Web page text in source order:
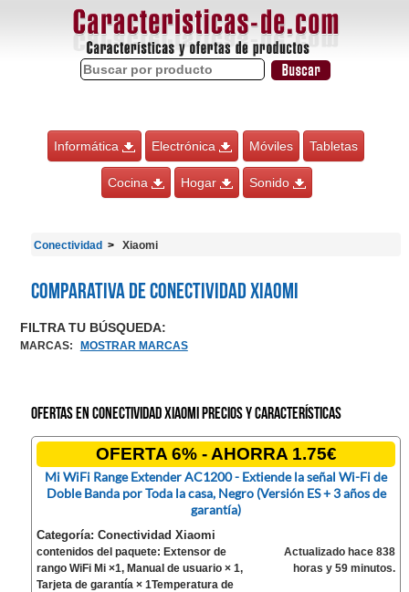
Informática Electrónica Móviles Tabletas
Cocina Hogar Sonido
Conectividad Xiaomi
Comparativa de Conectividad Xiaomi
FILTRA TU BÚSQUEDA:
MARCAS: MOSTRAR MARCAS
Ofertas en Conectividad Xiaomi precios y características
OFERTA 6% - AHORRA 1.75€
Mi WiFi Range Extender AC1200 - Extiende la señal Wi-Fi de
Doble Banda por Toda la casa, Negro (Versión ES + 3 años de
garantía)
Categoría: Conectividad Xiaomi
contenidos del paquete: Extensor de
rango WiFi Mi ×1, Manual de usuario × 1,
Tarjeta de garantía × 1Temperatura de
Actualizado hace 838
horas y 59 minutos.